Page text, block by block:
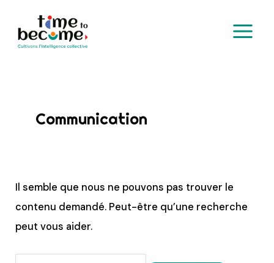
contenu
MENU
Communication
Il semble que nous ne pouvons pas trouver le
contenu demandé. Peut-être qu’une recherche
peut vous aider.